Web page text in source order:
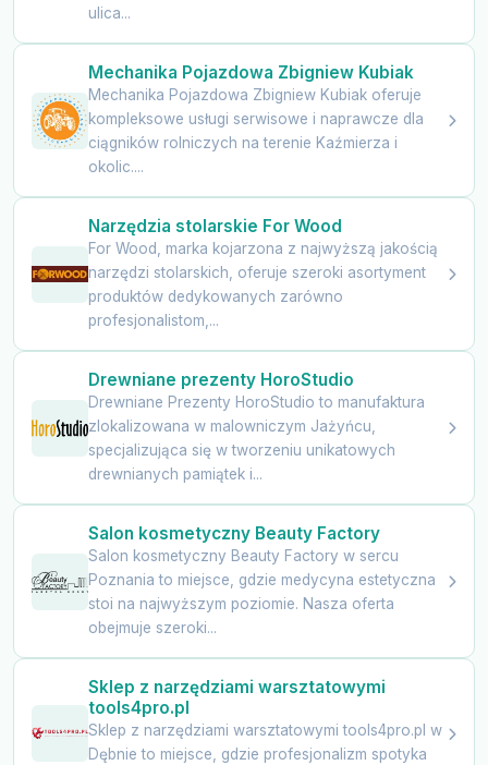
ulica...
Mechanika Pojazdowa Zbigniew Kubiak
Mechanika Pojazdowa Zbigniew Kubiak oferuje
kompleksowe usługi serwisowe i naprawcze dla
ciągników rolniczych na terenie Kaźmierza i
okolic....
Narzędzia stolarskie For Wood
For Wood, marka kojarzona z najwyższą jakością
narzędzi stolarskich, oferuje szeroki asortyment
produktów dedykowanych zarówno
profesjonalistom,...
Drewniane prezenty HoroStudio
Drewniane Prezenty HoroStudio to manufaktura
zlokalizowana w malowniczym Jażyńcu,
specjalizująca się w tworzeniu unikatowych
drewnianych pamiątek i...
Salon kosmetyczny Beauty Factory
Salon kosmetyczny Beauty Factory w sercu
Poznania to miejsce, gdzie medycyna estetyczna
stoi na najwyższym poziomie. Nasza oferta
obejmuje szeroki...
Sklep z narzędziami warsztatowymi
tools4pro.pl
Sklep z narzędziami warsztatowymi tools4pro.pl w
Dębnie to miejsce, gdzie profesjonalizm spotyka